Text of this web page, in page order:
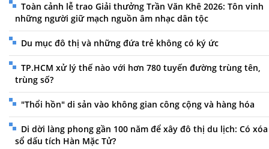
Toàn cảnh lễ trao Giải thưởng Trần Văn Khê 2026: Tôn vinh
những người giữ mạch nguồn âm nhạc dân tộc
Du mục đô thị và những đứa trẻ không có ký ức
TP.HCM xử lý thế nào với hơn 780 tuyến đường trùng tên,
trùng số?
"Thổi hồn" di sản vào không gian công cộng và hàng hóa
Di dời làng phong gần 100 năm để xây đô thị du lịch: Có xóa
sổ dấu tích Hàn Mặc Tử?